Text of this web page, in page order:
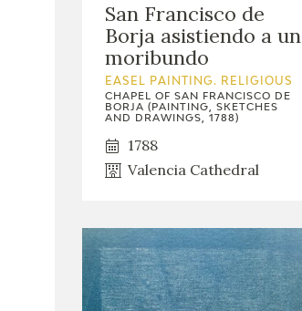
San Francisco de
Borja asistiendo a un
moribundo
EASEL PAINTING. RELIGIOUS
CHAPEL OF SAN FRANCISCO DE
BORJA (PAINTING, SKETCHES
AND DRAWINGS, 1788)
1788
Valencia Cathedral